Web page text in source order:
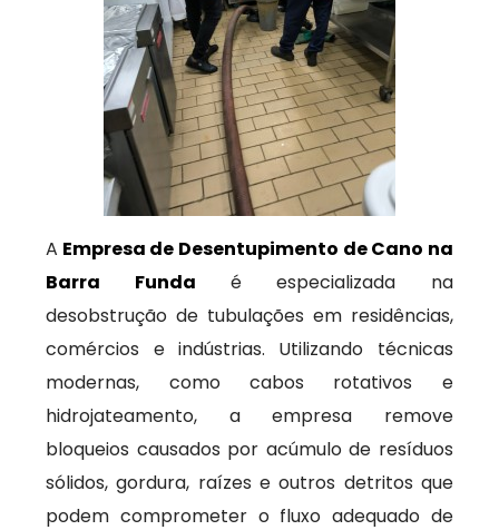
A Empresa de Desentupimento de Cano na
Barra Funda é especializada na
desobstrução de tubulações em residências,
comércios e indústrias. Utilizando técnicas
modernas, como cabos rotativos e
hidrojateamento, a empresa remove
bloqueios causados por acúmulo de resíduos
sólidos, gordura, raízes e outros detritos que
podem comprometer o fluxo adequado de